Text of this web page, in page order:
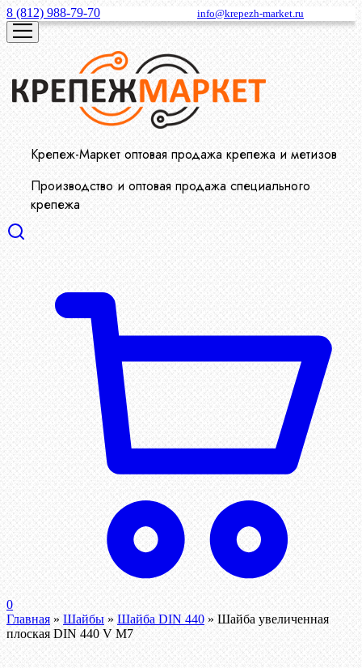
8 (812) 988-79-70 info@krepezh-market.ru
Крепеж-Маркет оптовая продажа крепежа и метизов
Производство и оптовая продажа специального
крепежа
0
Главная » Шайбы » Шайба DIN 440 » Шайба увеличенная
плоская DIN 440 V М7